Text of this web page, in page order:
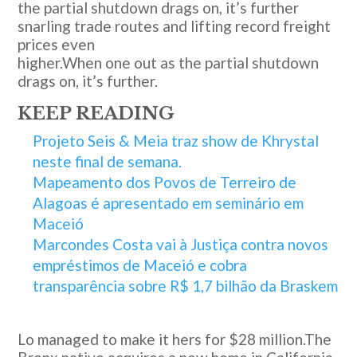
the partial shutdown drags on, it’s further
snarling trade routes and lifting record freight
prices even
higher.When one out as the partial shutdown
drags on, it’s further.
KEEP READING
Projeto Seis & Meia traz show de Khrystal
neste final de semana.
Mapeamento dos Povos de Terreiro de
Alagoas é apresentado em seminário em
Maceió
Marcondes Costa vai à Justiça contra novos
empréstimos de Maceió e cobra
transparência sobre R$ 1,7 bilhão da Braskem
Lo managed to make it hers for $28 million.The